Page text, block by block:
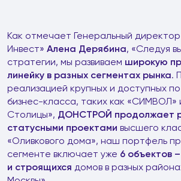
Как отмечает Генеральный
Инвест» Алена Дерябина, «Следуя
стратегии, мы развиваем широкую
линейку в разных сегментах рынка.
реализацией крупных и доступных
бизнес-класса, таких как «СИМВОЛ»
Столицы», ДОНСТРОЙ продолжает
статусными проектами высшего
«Оливкового дома», наш портфель
сегменте включает уже 6 объектов
и строящихся домов в разных